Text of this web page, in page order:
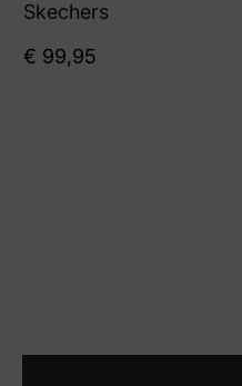
Skechers
€ 99,95